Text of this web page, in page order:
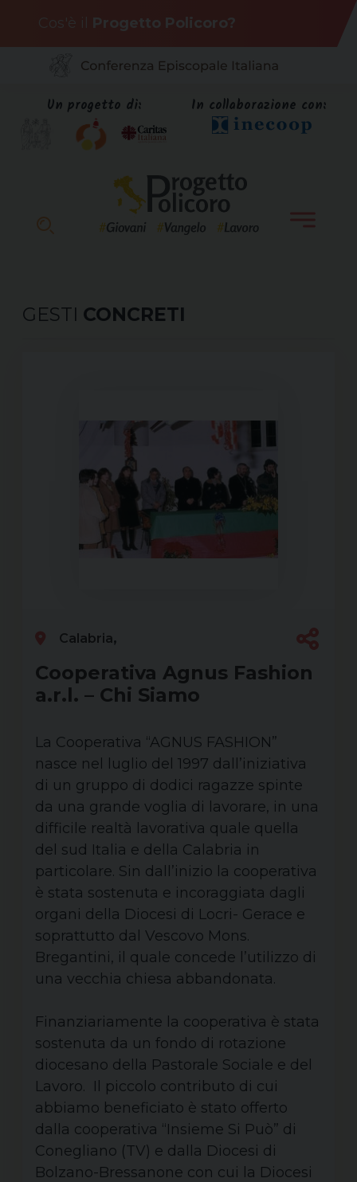
content
Cos'è il Progetto Policoro?
Un progetto di: In collaborazione con:
GESTI CONCRETI
Calabria
Cooperativa Agnus Fashion
a.r.l. – Chi Siamo
La Cooperativa “AGNUS FASHION”
nasce nel luglio del 1997 dall’iniziativa
di un gruppo di dodici ragazze spinte
da una grande voglia di lavorare, in una
difficile realtà lavorativa quale quella
del sud Italia e della Calabria in
particolare. Sin dall’inizio la cooperativa
è stata sostenuta e incoraggiata dagli
organi della Diocesi di Locri- Gerace e
soprattutto dal Vescovo Mons.
Bregantini, il quale concede l’utilizzo di
una vecchia chiesa abbandonata.
Finanziariamente la cooperativa è stata
sostenuta da un fondo di rotazione
diocesano della Pastorale Sociale e del
Lavoro. Il piccolo contributo di cui
abbiamo beneficiato è stato offerto
dalla cooperativa “Insieme Si Può” di
Conegliano (TV) e dalla Diocesi di
Bolzano-Bressanone con cui la Diocesi